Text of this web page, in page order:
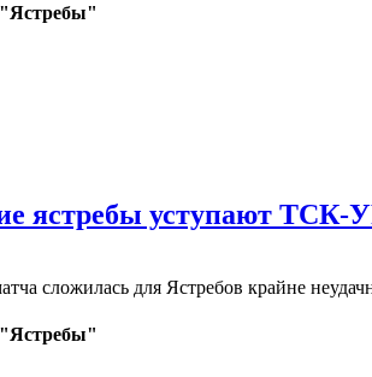
ястребы уступают
сложилась для Ястребов крайне